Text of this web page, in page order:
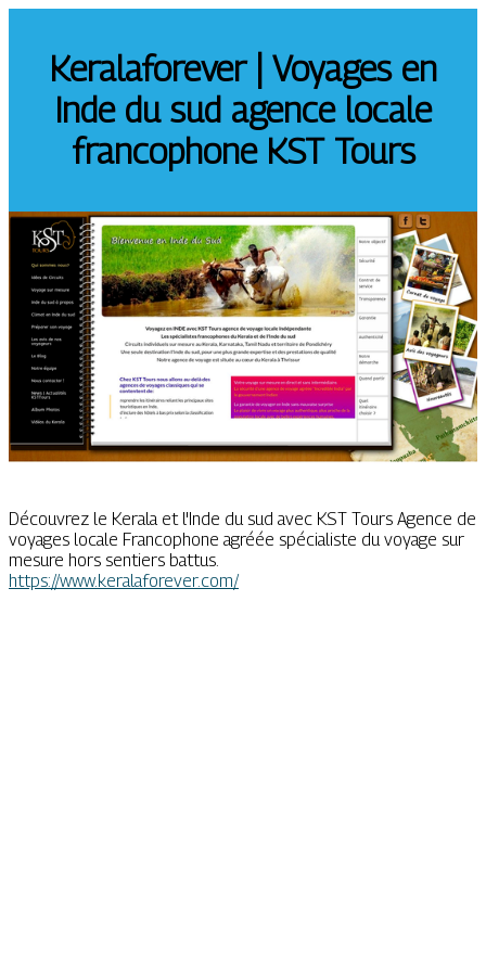
Keralaforever | Voyages en
Inde du sud agence locale
francophone KST Tours
Découvrez le Kerala et l'Inde du sud avec KST Tours Agence de
voyages locale Francophone agréée spécialiste du voyage sur
mesure hors sentiers battus.
https://www.keralaforever.com/